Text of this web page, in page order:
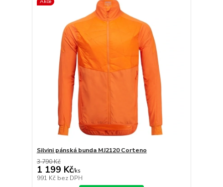
Silvini pánská bunda MJ2120 Corteno
3 790 Kč
1 199 Kč/ks
991 Kč bez DPH